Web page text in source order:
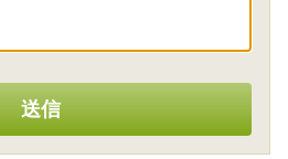
い気持ちで選ぶ
送信